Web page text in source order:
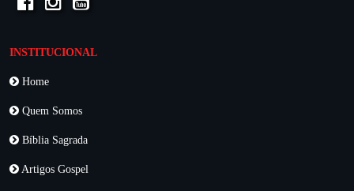
INSTITUCIONAL
Home
Quem Somos
Bíblia Sagrada
Artigos Gospel